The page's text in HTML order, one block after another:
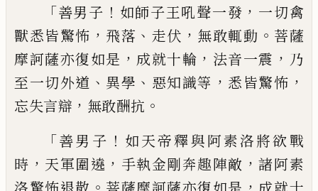
「善男子 ！ 如師子王吼聲一發 ， 一切禽
獸悉皆驚怖 ， 飛落 、 走伏 ， 無敢輒動 。 菩薩
摩訶薩亦復如是 ， 成就十輪 ， 法音一震 ， 乃
至一切外道 、 異學 、 惡知識等 ， 悉皆驚怖 ，
忘失言辯 ， 無敢酬抗 。
「善男子 ！ 如天帝釋與阿素洛將欲戰
時 ， 天軍圍遶 ， 手執金剛奔趣陣敵 ，諸阿素